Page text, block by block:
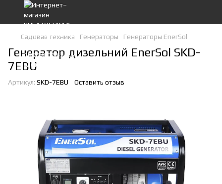
Садовая техника Генераторы Генераторы EnerSol
Генератор дизельний EnerSol SKD-
7EBU
Артикул: SKD-7EBU Оставить отзыв